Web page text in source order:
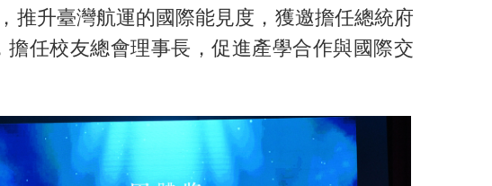
推升臺灣航運的國際能見度，獲邀擔任總統府
任校友總會理事長，促進產學合作與國際交